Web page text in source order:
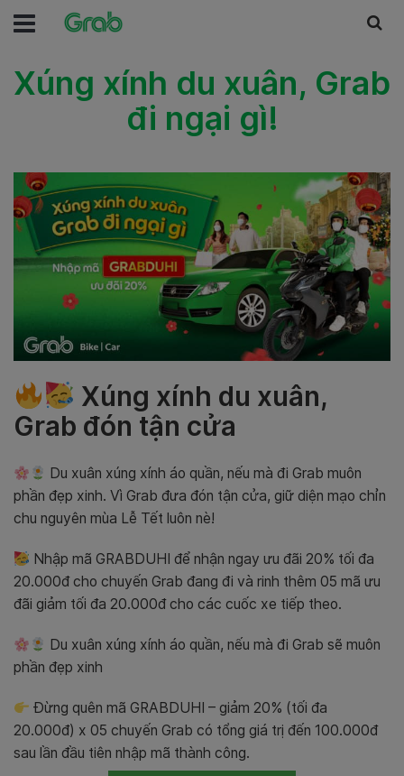
Xúng xính du xuân, Grab
đi ngại gì!
Xúng xính du xuân,
Grab đón tận cửa
Du xuân xúng xính áo quần, nếu mà đi Grab muôn
phần đẹp xinh. Vì Grab đưa đón tận cửa, giữ diện mạo chỉn
chu nguyên mùa Lễ Tết luôn nè!
Nhập mã GRABDUHI để nhận ngay ưu đãi 20% tối đa
20.000đ cho chuyến Grab đang đi và rinh thêm 05 mã ưu
đãi giảm tối đa 20.000đ cho các cuốc xe tiếp theo.
Du xuân xúng xính áo quần, nếu mà đi Grab sẽ muôn
phần đẹp xinh
Đừng quên mã GRABDUHI – giảm 20% (tối đa
20.000đ) x 05 chuyến Grab có tổng giá trị đến 100.000đ
sau lần đầu tiên nhập mã thành công.